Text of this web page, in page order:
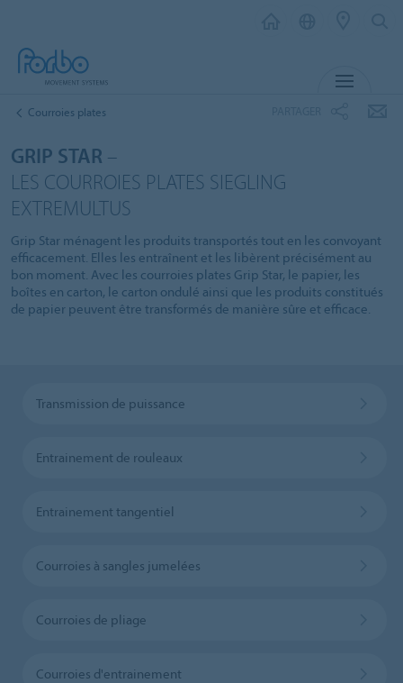
Courroies plates
GRIP STAR –
LES COURROIES PLATES SIEGLING
EXTREMULTUS
Grip Star ménagent les produits transportés tout en les convoyant
efficacement. Elles les entraînent et les libèrent précisément au
bon moment. Avec les courroies plates Grip Star, le papier, les
boîtes en carton, le carton ondulé ainsi que les produits constitués
de papier peuvent être transformés de manière sûre et efficace.
Transmission de puissance
Entrainement de rouleaux
Entrainement tangentiel
Courroies à sangles jumelées
Courroies de pliage
Courroies d'entrainement